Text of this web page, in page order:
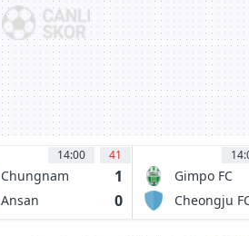
14:00 41
Chungnam
Asan FC
1
Ansan
0
Gimpo FC
Cheongju